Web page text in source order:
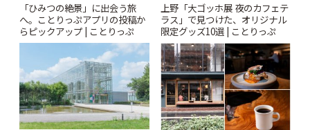
「ひみつの絶景」に出会う旅
へ。ことりっぷアプリの投稿か
らピックアップ | ことりっぷ
上野「大ゴッホ展 夜のカフェテ
ラス」で見つけた、オリジナル
限定グッズ10選 | ことりっぷ